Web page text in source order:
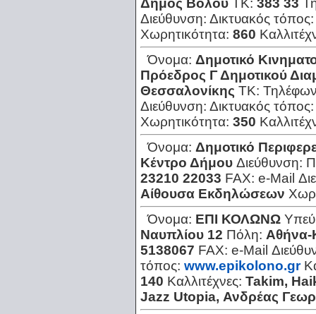
Δήμος Βόλου ΤΚ: 383 33
Διεύθυνση: Δικτυακός
Χωρητικότητα: 860
Όνομα: Δημοτικό
Πρόεδρος Γ Δημοτικού
Θεσσαλονίκης ΤΚ:
Διεύθυνση: Δικτυακός
Χωρητικότητα: 350
Όνομα: Δημοτικό
Κέντρο Δήμου Διεύθυνση:
23210 22033 FAX: e-Mail
Αίθουσα Εκδηλώσεων
Όνομα: ΕΠΙ ΚΟΛΩΝΩ
Ναυπλίου 12 Πόλη:
5138067 FAX: e-Mail
τόπος: www.epikolono.gr
140 Καλλιτέχνες: Takim,
Jazz Utopia, Ανδρέας